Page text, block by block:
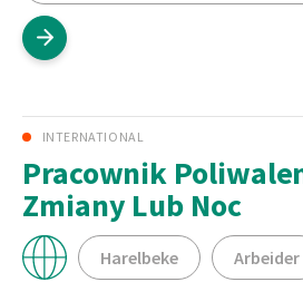
INTERNATIONAL
Pracownik
Zmiany Lub Noc
Harelbeke Arbeider